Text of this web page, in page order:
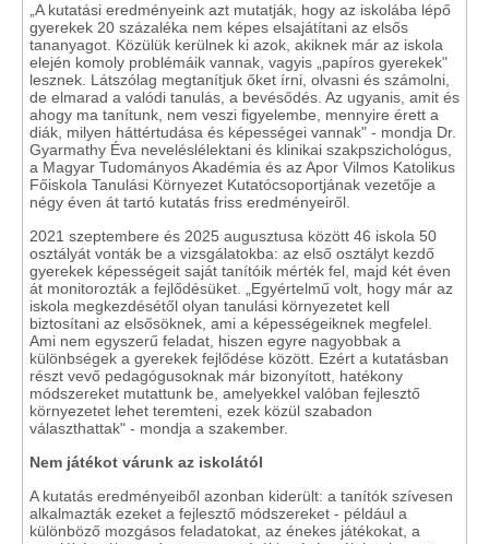
„A kutatási eredményeink azt mutatják, hogy az iskolába lépő
gyerekek 20 százaléka nem képes elsajátítani az elsős
tananyagot. Közülük kerülnek ki azok, akiknek már az iskola
elején komoly problémáik vannak, vagyis „papíros gyerekek"
lesznek. Látszólag megtanítjuk őket írni, olvasni és számolni,
de elmarad a valódi tanulás, a bevésődés. Az ugyanis, amit és
ahogy ma tanítunk, nem veszi figyelembe, mennyire érett a
diák, milyen háttértudása és képességei vannak" - mondja Dr.
Gyarmathy Éva neveléslélektani és klinikai szakpszichológus,
a Magyar Tudományos Akadémia és az Apor Vilmos Katolikus
Főiskola Tanulási Környezet Kutatócsoportjának vezetője a
négy éven át tartó kutatás friss eredményeiről.
2021 szeptembere és 2025 augusztusa között 46 iskola 50
osztályát vonták be a vizsgálatokba: az első osztályt kezdő
gyerekek képességeit saját tanítóik mérték fel, majd két éven
át monitorozták a fejlődésüket. „Egyértelmű volt, hogy már az
iskola megkezdésétől olyan tanulási környezetet kell
biztosítani az elsősöknek, ami a képességeiknek megfelel.
Ami nem egyszerű feladat, hiszen egyre nagyobbak a
különbségek a gyerekek fejlődése között. Ezért a kutatásban
részt vevő pedagógusoknak már bizonyított, hatékony
módszereket mutattunk be, amelyekkel valóban fejlesztő
környezetet lehet teremteni, ezek közül szabadon
választhattak" - mondja a szakember.
Nem játékot várunk az iskolától
A kutatás eredményeiből azonban kiderült: a tanítók szívesen
alkalmazták ezeket a fejlesztő módszereket - például a
különböző mozgásos feladatokat, az énekes játékokat, a